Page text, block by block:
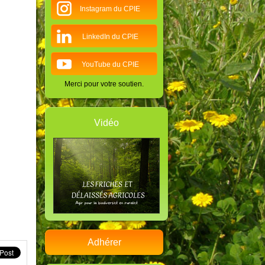
Instagram du CPIE
LinkedIn du CPIE
YouTube du CPIE
Merci pour votre soutien.
Vidéo
Adhérer